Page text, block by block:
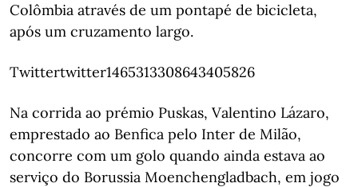
Colômbia através de um pontapé de bicicleta,
após um cruzamento largo.
Twittertwitter1465313308643405826
Na corrida ao prémio Puskas, Valentino Lázaro,
emprestado ao Benfica pelo Inter de Milão,
concorre com um golo quando ainda estava ao
serviço do Borussia Moenchengladbach, em jogo